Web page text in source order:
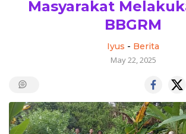
Masyarakat
BBGRM
Iyus - Berita
May 22, 2025